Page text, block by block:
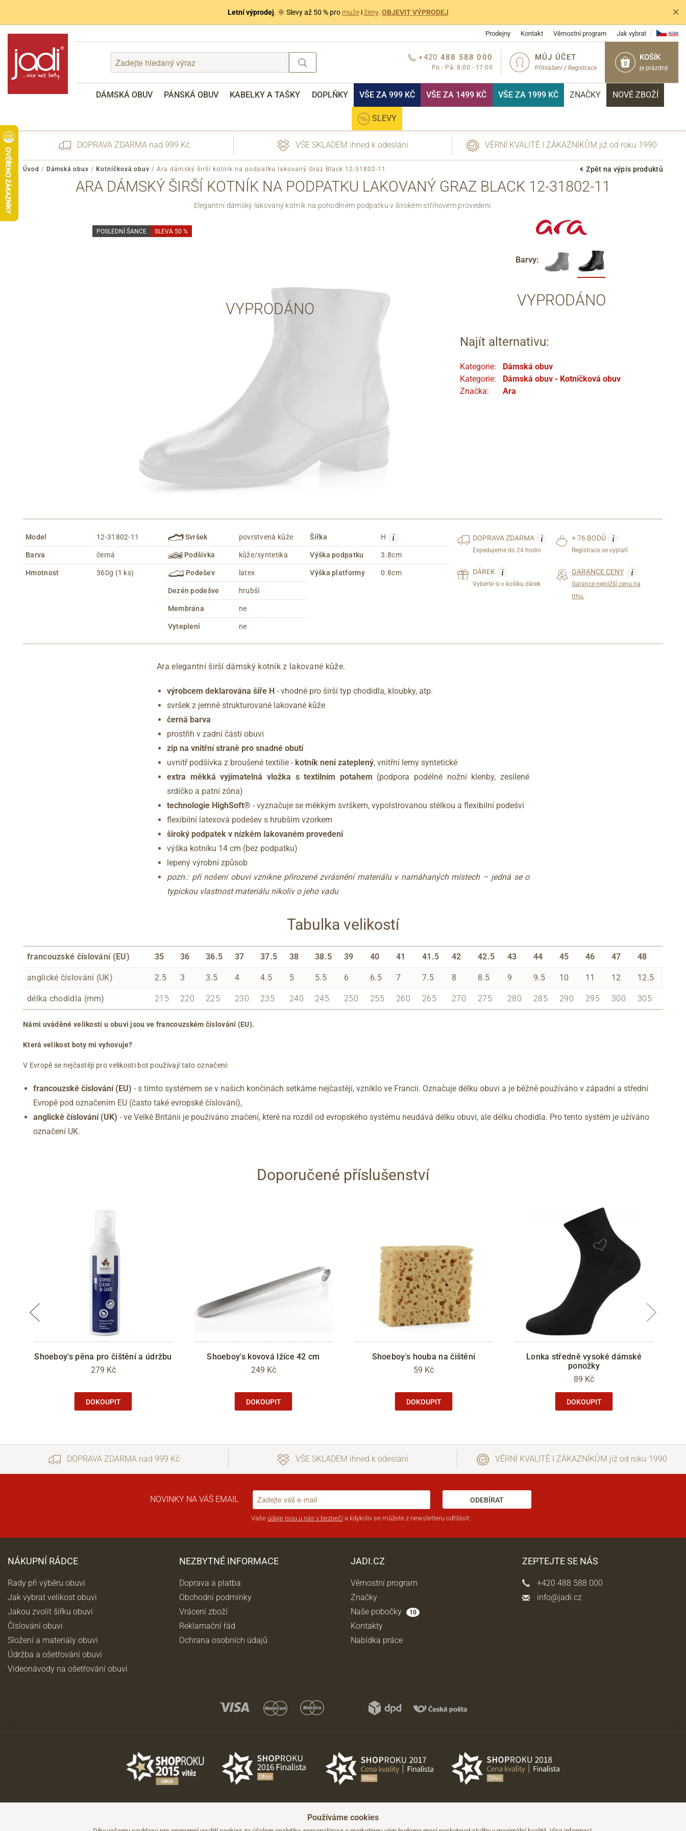
Letní výprodej. 🌞 Slevy až 50 % pro mužeiženy. OBJEVIT VÝPRODEJ
Prodejny Kontakt Věrnostní program Jak vybrat
0
KOŠÍK
je prázdný
MŮJ ÚČET
Přihlášení / Registrace
+420 488 588 000
Po - Pá: 8:00 - 17:00
DÁMSKÁ OBUV PÁNSKÁ OBUV KABELKY A TAŠKY DOPLŇKY VŠE ZA 999 KČ VŠE ZA 1499 KČ VŠE ZA 1999 KČ ZNAČKY NOVÉ ZBOŽÍ
SLEVY
Zapomenuté heslo
Přes Google
DOPRAVA ZDARMA nad 999 Kč VŠE SKLADEM ihned k odeslání VĚRNÍ KVALITĚ I ZÁKAZNÍKŮM již od roku 1990
Zpět na výpis produktů
Úvod / Dámská obuv / Kotníčková obuv / Ara dámský širší kotník na podpatku lakovaný Graz Black 12-31802-11
ARA DÁMSKÝ ŠIRŠÍ KOTNÍK NA PODPATKU LAKOVANÝ GRAZ BLACK 12-31802-11
Elegantní dámský lakovaný kotník na pohodlném podpatku v širokém střihovém provedení.
VYPRODÁNO
POSLEDNÍ ŠANCE SLEVA 50 %
Barvy:
VYPRODÁNO
Najít alternativu:
Kategorie:
Dámská obuv
Kategorie:
Dámská obuv - Kotníčková obuv
Značka:
Ara
Model 12-31802-11
Barva černá
Hmotnost 360g (1 ks)
Svršek povrstvená kůže
Podšívka kůže/syntetika
Podešev latex
Dezén podešve hrubší
Membrána ne
Vyteplení ne
Šířka H i
Výška podpatku 3.8cm
Výška platformy 0.8cm
DOPRAVAZDARMA i
Expedujeme do 24 hodin
+ 76 BODŮ i
Registrace se vyplatí
DÁREK i
Vyberte si v košíku dárek
GARANCE CENY i
Garance nejnižší cenu na
trhu.
Ara elegantní širší dámský kotník z lakované kůže.
výrobcem deklarována šíře H - vhodné pro širší typ chodidla, kloubky, atp.
svršek z jemně strukturované lakované kůže
černá barva
prostřih v zadní části obuvi
zip na vnitřní straně pro snadné obutí
uvnitř podšívka z broušené textilie - kotník není zateplený, vnitřní lemy syntetické
extra měkká vyjímatelná vložka s textilním potahem (podpora podélné nožní klenby, zesílené
srdíčko a patní zóna)
technologie HighSoft® - vyznačuje se měkkým svrškem, vypolstrovanou stélkou a flexibilní podešví
flexibilní latexová podešev s hrubším vzorkem
široký podpatek v nízkém lakovaném provedení
výška kotníku 14 cm (bez podpatku)
lepený výrobní způsob
pozn.: při nošení obuvi vznikne přirozené zvrásnění materiálu v namáhaných místech – jedná se o
typickou vlastnost materiálu nikoliv o jeho vadu
Tabulka velikostí
francouzské číslování (EU) 35 36 36.5 37 37.5 38 38.5 39 40 41 41.5 42 42.5 43 44 45 46 47 48
anglické číslování (UK) 2.5 3 3.5 4 4.5 5 5.5 6 6.5 7 7.5 8 8.5 9 9.5 10 11 12 12.5
délka chodidla (mm) 215 220 225 230 235 240 245 250 255 260 265 270 275 280 285 290 295 300 305
Námi uváděné velikosti u obuvi jsou ve francouzském číslování (EU).
Která velikost boty mi vyhovuje?
V Evropě se nejčastěji pro velikosti bot používají tato označení:
francouzské číslování (EU) - s tímto systémem se v našich končinách setkáme nejčastěji, vzniklo ve Francii. Označuje délku obuvi a je běžně používáno v západní a střední
Evropě pod označením EU (často také evropské číslování),
anglické číslování (UK) - ve Velké Británii je používáno značení, které na rozdíl od evropského systému neudává délku obuvi, ale délku chodidla. Pro tento systém je užíváno
označení UK.
Doporučené příslušenství
Shoeboy's pěna pro čištění a údržbu
279 Kč
DOKOUPIT
Shoeboy's kovová lžíce 42 cm
249 Kč
DOKOUPIT
Shoeboy's houba na čištění
59 Kč
DOKOUPIT
Lonka středně vysoké dámské
ponožky
89 Kč
DOKOUPIT
DOPRAVA ZDARMA nad 999 Kč VŠE SKLADEM ihned k odeslání VĚRNÍ KVALITĚ I ZÁKAZNÍKŮM již od roku 1990
NOVINKY NA VÁŠ EMAIL ODEBÍRAT
Vaše údaje jsou u nás v bezpečí a kdykoliv se můžete z newsletteru odhlásit.
NÁKUPNÍ RÁDCE
Rady při výběru obuvi
Jak vybrat velikost obuvi
Jakou zvolit šířku obuvi
Číslování obuvi
Složení a materiály obuvi
Údržba a ošetřování obuvi
Videonávody na ošetřování obuvi
NEZBYTNÉ INFORMACE
Doprava a platba
Obchodní podmínky
Vrácení zboží
Reklamační řád
Ochrana osobních údajů
JADI.CZ
Věrnostní program
Značky
Naše pobočky
10
Kontakty
Nabídka práce
ZEPTEJTE SE NÁS
+420 488 588 000
info@jadi.cz
Používáme cookies